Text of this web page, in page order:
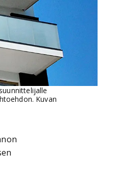
Kuvan